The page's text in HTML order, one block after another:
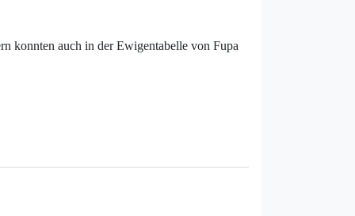
konnten auch in der Ewigentabelle von Fupa